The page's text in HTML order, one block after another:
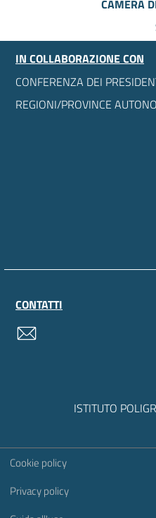
CAMERA
IN COLLABORAZIONE CON
CONFERENZA DEI
REGIONI/PROVINCE
CONTATTI
ISTITUTO
Sezione Link Utili
Cookie policy
Privacy policy